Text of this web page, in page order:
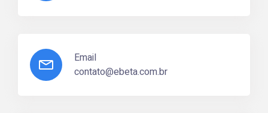
Email
contato@ebeta.com.br